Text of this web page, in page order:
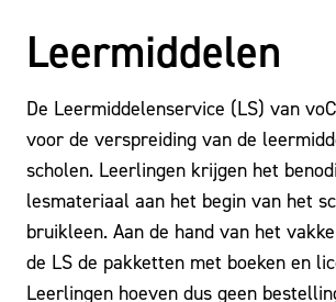
Leermiddelen
De Leermiddelenservice (LS) van
voor de verspreiding van de
scholen. Leerlingen krijgen het
lesmateriaal aan het begin van het
bruikleen. Aan de hand van het
de LS de pakketten met boeken en
Leerlingen hoeven dus geen